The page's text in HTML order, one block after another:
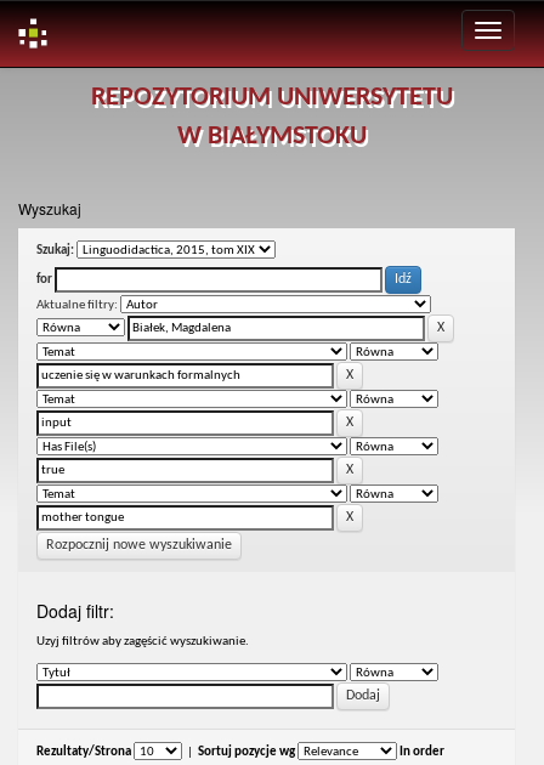
REPOZYTORIUM UNIWERSYTETU
W BIAŁYMSTOKU
Wyszukaj
Szukaj:
for
Aktualne filtry:
Rozpocznij nowe wyszukiwanie
Dodaj filtr:
Uzyj filtrów aby zagęścić wyszukiwanie.
Rezultaty/Strona Sortuj pozycje wg In order